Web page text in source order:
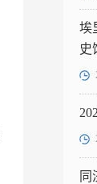
埃
史
同